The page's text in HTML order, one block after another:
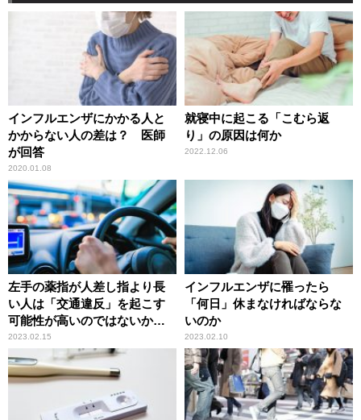
インフルエンザにかかる人と
かからない人の差は？ 医師
が回答
2020.01.08
就寝中に起こる「こむら返
り」の原因は何か
2022.12.06
左手の薬指が人差し指より長
い人は「交通違反」を起こす
可能性が高いのではないかと
いう研究結果
2023.02.15
インフルエンザに罹ったら
「何日」休まなければならな
いのか
2023.02.10